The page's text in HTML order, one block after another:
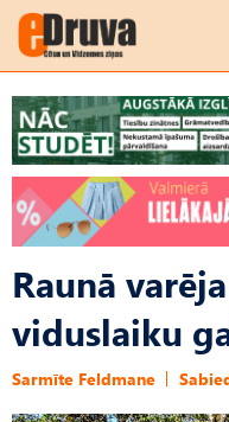
Raunā
viduslaiku
Sarmīte Feldmane